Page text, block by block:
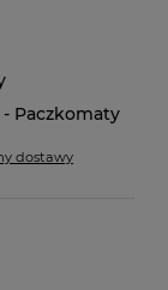
- Paczkomaty
płatności
dostawy